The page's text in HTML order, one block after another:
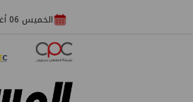
الخميس 06 أغسطس 2026 الموافق 23 صفر 1448